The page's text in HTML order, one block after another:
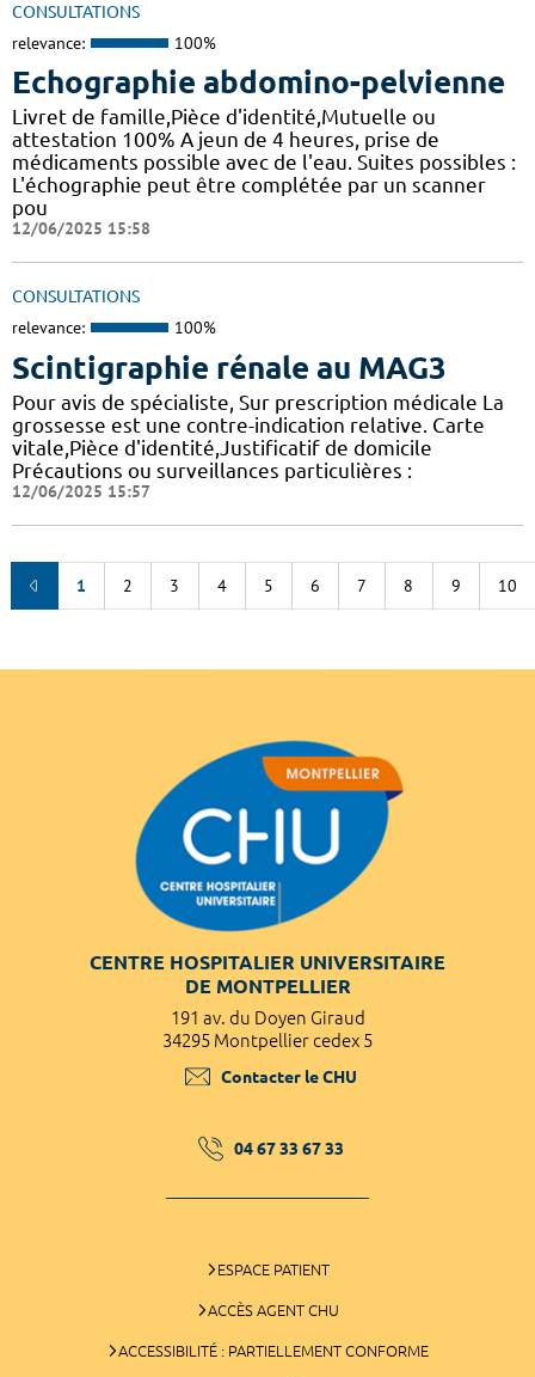
CONSULTATIONS
relevance: 100%
Echographie abdomino-pelvienne
Livret de famille,Pièce d'identité,Mutuelle ou
attestation 100% A jeun de 4 heures, prise de
médicaments possible avec de l'eau. Suites possibles :
L'échographie peut être complétée par un scanner
pou
12/06/2025 15:58
CONSULTATIONS
relevance: 100%
Scintigraphie rénale au MAG3
Pour avis de spécialiste, Sur prescription médicale La
grossesse est une contre-indication relative. Carte
vitale,Pièce d'identité,Justificatif de domicile
Précautions ou surveillances particulières :
12/06/2025 15:57
1 2 3 4 5 6 7 8 9 10
CENTRE HOSPITALIER UNIVERSITAIRE
DE MONTPELLIER
191 av. du Doyen Giraud
34295 Montpellier cedex 5
Contacter le CHU
04 67 33 67 33
ESPACE PATIENT
ACCÈS AGENT CHU
ACCESSIBILITÉ : PARTIELLEMENT CONFORME